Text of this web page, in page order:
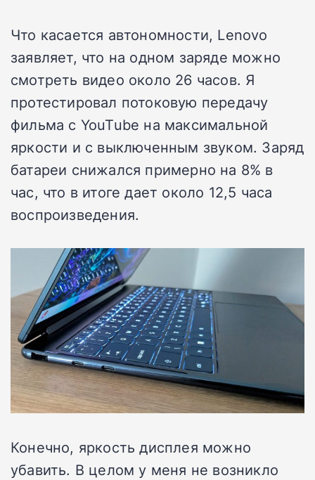
Что касается автономности, Lenovo
заявляет, что на одном заряде можно
смотреть видео около 26 часов. Я
протестировал потоковую передачу
фильма с YouTube на максимальной
яркости и с выключенным звуком. Заряд
батареи снижался примерно на 8% в
час, что в итоге дает около 12,5 часа
воспроизведения.
Конечно, яркость дисплея можно
убавить. В целом у меня не возникло